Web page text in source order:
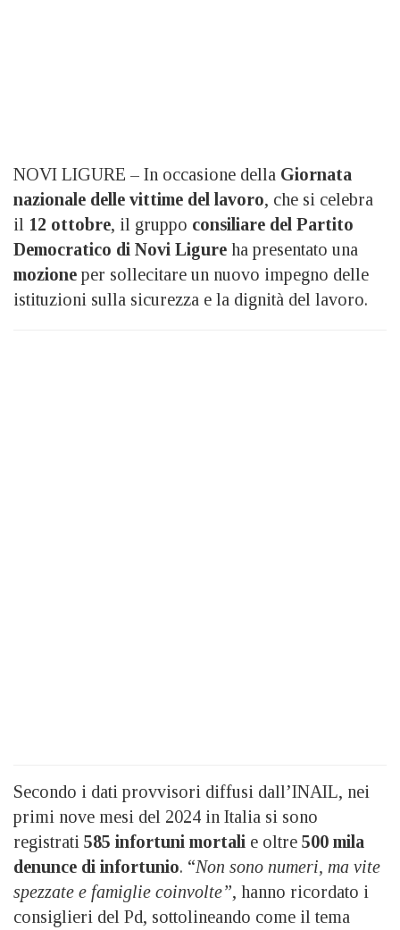
NOVI LIGURE – In occasione della Giornata
nazionale delle vittime del lavoro, che si celebra
il 12 ottobre, il gruppo consiliare del Partito
Democratico di Novi Ligure ha presentato una
mozione per sollecitare un nuovo impegno delle
istituzioni sulla sicurezza e la dignità del lavoro.
Secondo i dati provvisori diffusi dall’INAIL, nei
primi nove mesi del 2024 in Italia si sono
registrati 585 infortuni mortali e oltre 500 mila
denunce di infortunio. “Non sono numeri, ma vite
spezzate e famiglie coinvolte”, hanno ricordato i
consiglieri del Pd, sottolineando come il tema